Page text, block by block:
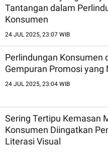
Tantangan dalam
Konsumen
24 JUL 2025, 23:07 WIB
Perlindungan Konsumen
Gempuran Promosi yang
24 JUL 2025, 23:04 WIB
Sering Tertipu Kemasan
Konsumen Diingatkan
Literasi Visual